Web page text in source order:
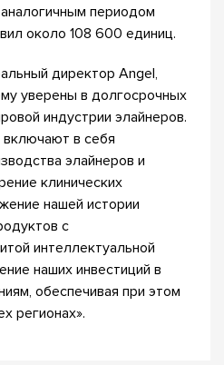
периодом
около 108 600 единиц.
директор Angel,
уверены в долгосрочных
индустрии элайнеров.
в себя
элайнеров и
клинических
нашей истории
с
интеллектуальной
наших инвестиций в
обеспечивая при этом
регионах».